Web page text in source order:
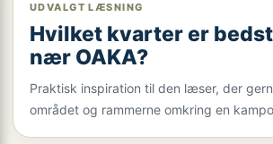
UDVALGT LÆSNING
Hvilket kvarter er
nær OAKA?
Praktisk inspiration til den læser, der
området og rammerne omkring en